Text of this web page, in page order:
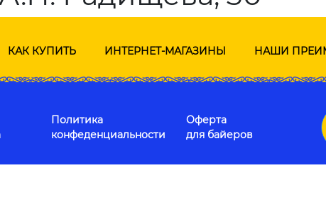
КАК КУПИТЬ ИНТЕРНЕТ-МАГАЗИНЫ НАШИ
Политика
конфеденциальности
Оферта
для байеров